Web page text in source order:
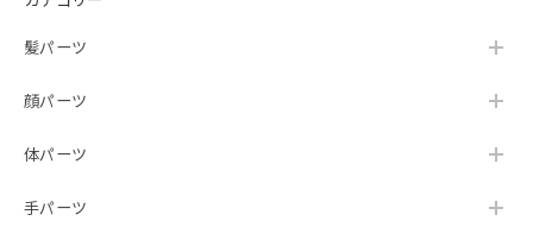
髪パーツ
顔パーツ
体パーツ
手パーツ